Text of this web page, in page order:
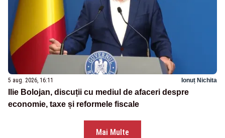
5 aug. 2026, 16:11 Ionuț Nichita
Ilie Bolojan, discuții cu mediul de afaceri despre
economie, taxe și reformele fiscale
Mai Multe